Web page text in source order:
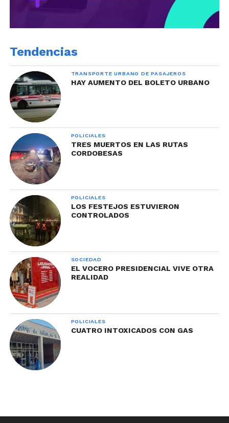
Tendencias
TRANSPORTE URBANO DE PASAJEROS
HAY AUMENTO DEL BOLETO URBANO
POLICIALES
TRES MUERTOS EN LAS RUTAS
CORDOBESAS
POLICIALES
LOS FESTEJOS ESTUVIERON
CONTROLADOS
SOCIEDAD
EL VOCERO PRESIDENCIAL VIVE OTRA
REALIDAD
POLICIALES
CUATRO INTOXICADOS CON GAS